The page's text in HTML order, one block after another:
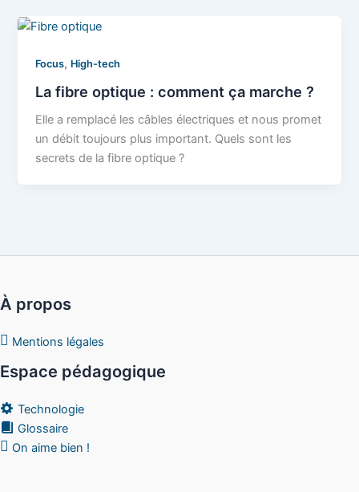
Focus, High-tech
La fibre optique : comment ça marche ?
Elle a remplacé les câbles électriques et nous promet
un débit toujours plus important. Quels sont les
secrets de la fibre optique ?
À propos
Mentions légales
Espace pédagogique
Technologie
Glossaire
On aime bien !